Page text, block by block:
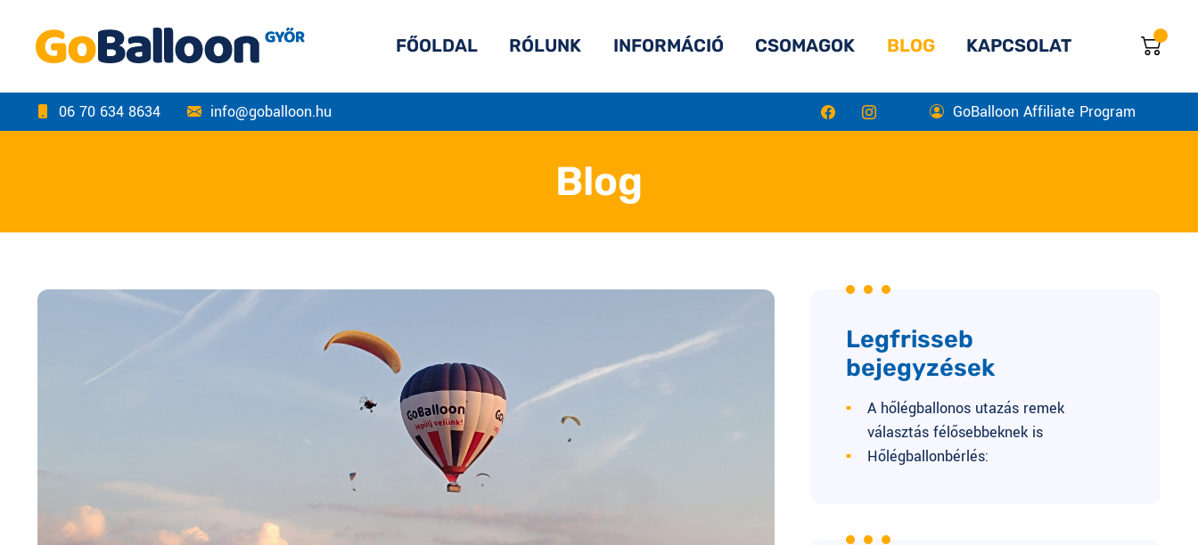
FŐOLDAL RÓLUNK INFORMÁCIÓ CSOMAGOK BLOG KAPCSOLAT
06 70 634 8634 info@goballoon.hu GoBalloon Affiliate Program
Blog
Legfrisseb
bejegyzések
A hőlégballonos utazás remek
választás félősebbeknek is
Hőlégballonbérlés: